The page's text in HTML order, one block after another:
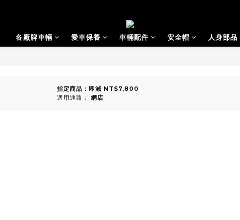
各廠牌車輛 愛車保養 車輛配件 安全帽 人身部品
指定商品：即減 NT$7,800
適用通路： 網店